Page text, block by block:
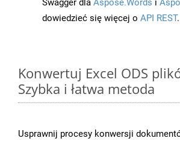
Swagger dla Aspose.Words i
dowiedzieć się więcej o API REST.
Konwertuj Excel ODS
Szybka i łatwa metoda
Usprawnij procesy konwersji